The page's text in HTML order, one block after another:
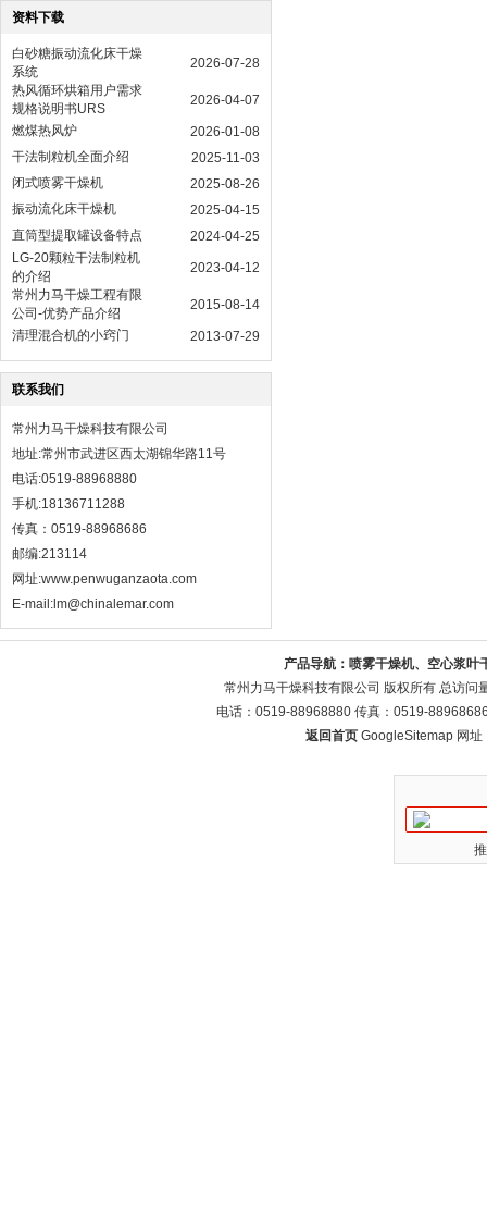
资料下载
白砂糖振动流化床干燥
系统
2026-07-28
热风循环烘箱用户需求
规格说明书URS
2026-04-07
燃煤热风炉
2026-01-08
干法制粒机全面介绍
2025-11-03
闭式喷雾干燥机
2025-08-26
振动流化床干燥机
2025-04-15
直筒型提取罐设备特点
2024-04-25
LG-20颗粒干法制粒机
的介绍
2023-04-12
常州力马干燥工程有限
公司-优势产品介绍
2015-08-14
清理混合机的小窍门
2013-07-29
联系我们
常州力马干燥科技有限公司
地址:常州市武进区西太湖锦华路11号
电话:0519-88968880
手机:18136711288
传真：0519-88968686
邮编:213114
网址:www.penwuganzaota.com
E-mail:lm@chinalemar.com
产品导航： 喷雾干燥机、空心浆叶
常州力马干燥科技有限公司 版权所有 总访问
电话：0519-88968880 传真：0519-
返回首页 GoogleSitemap 网